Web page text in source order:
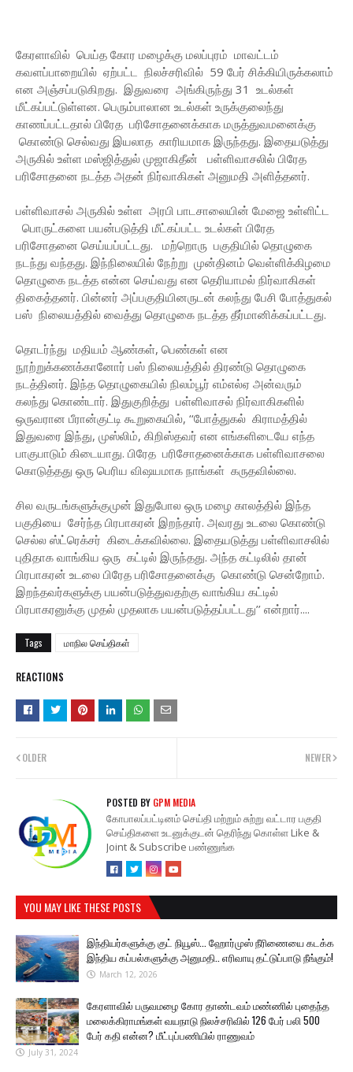
கேரளாவில் பெய்த கோர மழைக்கு மலப்புரம் மாவட்டம்
கவளப்பாறையில் ஏற்பட்ட நிலச்சரிவில் 59 பேர் சிக்கியிருக்கலாம்
என அஞ்சப்படுகிறது. இதுவரை அங்கிருந்து 31 உடல்கள்
மீட்கப்பட்டுள்ளன. பெரும்பாலான உடல்கள் உருக்குலைந்து
காணப்பட்டதால் பிரேத பரிசோதனைக்காக மருத்துவமனைக்கு
கொண்டு செல்வது இயலாத காரியமாக இருந்தது. இதையடுத்து
அருகில் உள்ள மஸ்ஜித்துல் முஜாகிதீன் பள்ளிவாசலில் பிரேத
பரிசோதனை நடத்த அதன் நிர்வாகிகள் அனுமதி அளித்தனர்.
பள்ளிவாசல் அருகில் உள்ள அரபி பாடசாலையின் மேஜை உள்ளிட்ட
பொருட்களை பயன்படுத்தி மீட்கப்பட்ட உடல்கள் பிரேத
பரிசோதனை செய்யப்பட்டது. மற்றொரு பகுதியில் தொழுகை
நடந்து வந்தது. இந்நிலையில் நேற்று முன்தினம் வெள்ளிக்கிழமை
தொழுகை நடத்த என்ன செய்வது என தெரியாமல் நிர்வாகிகள்
திகைத்தனர். பின்னர் அப்பகுதியினருடன் கலந்து பேசி போத்துகல்
பஸ் நிலையத்தில் வைத்து தொழுகை நடத்த தீர்மானிக்கப்பட்டது.
தொடர்ந்து மதியம் ஆண்கள், பெண்கள் என
நூற்றுக்கணக்கானோர் பஸ் நிலையத்தில் திரண்டு தொழுகை
நடத்தினர். இந்த தொழுகையில் நிலம்பூர் எம்எல்ஏ அன்வரும்
கலந்து கொண்டார். இதுகுறித்து பள்ளிவாசல் நிர்வாகிகளில்
ஒருவரான பீரான்குட்டி கூறுகையில், ‘‘போத்துகல் கிராமத்தில்
இதுவரை இந்து, முஸ்லிம், கிறிஸ்தவர் என எங்களிடையே எந்த
பாகுபாடும் கிடையாது. பிரேத பரிசோதனைக்காக பள்ளிவாசலை
கொடுத்தது ஒரு பெரிய விஷயமாக நாங்கள் கருதவில்லை.
சில வருடங்களுக்குமுன் இதுபோல ஒரு மழை காலத்தில் இந்த
பகுதியை சேர்ந்த பிரபாகரன் இறந்தார். அவரது உடலை கொண்டு
செல்ல ஸ்ட்ரெக்சர் கிடைக்கவில்லை. இதையடுத்து பள்ளிவாசலில்
புதிதாக வாங்கிய ஒரு கட்டில் இருந்தது. அந்த கட்டிலில் தான்
பிரபாகரன் உடலை பிரேத பரிசோதனைக்கு கொண்டு சென்றோம்.
இறந்தவர்களுக்கு பயன்படுத்துவதற்கு வாங்கிய கட்டில்
பிரபாகரனுக்கு முதல் முதலாக பயன்படுத்தப்பட்டது’’ என்றார்....
Tags மாநில செய்திகள்
REACTIONS
NEWER
OLDER
POSTED BY GPM MEDIA
கோபாலப்பட்டினம் செய்தி மற்றும் சுற்று வட்டார பகுதி
செய்திகளை உடனுக்குடன் தெரிந்து கொள்ள Like &
Joint & Subscribe பண்ணுங்க
YOU MAY LIKE THESE POSTS
இந்தியர்களுக்கு குட் நியூஸ்... ஹோர்முஸ் நீரிணையை கடக்க
இந்திய கப்பல்களுக்கு அனுமதி.. எரிவாயு தட்டுப்பாடு நீங்கும்!
March 12, 2026
கேரளாவில் பருவமழை கோர தாண்டவம் மண்ணில் புதைந்த
மலைக்கிராமங்கள் வயநாடு நிலச்சரிவில் 126 பேர் பலி 500
பேர் கதி என்ன? மீட்புப்பணியில் ராணுவம்
July 31, 2024